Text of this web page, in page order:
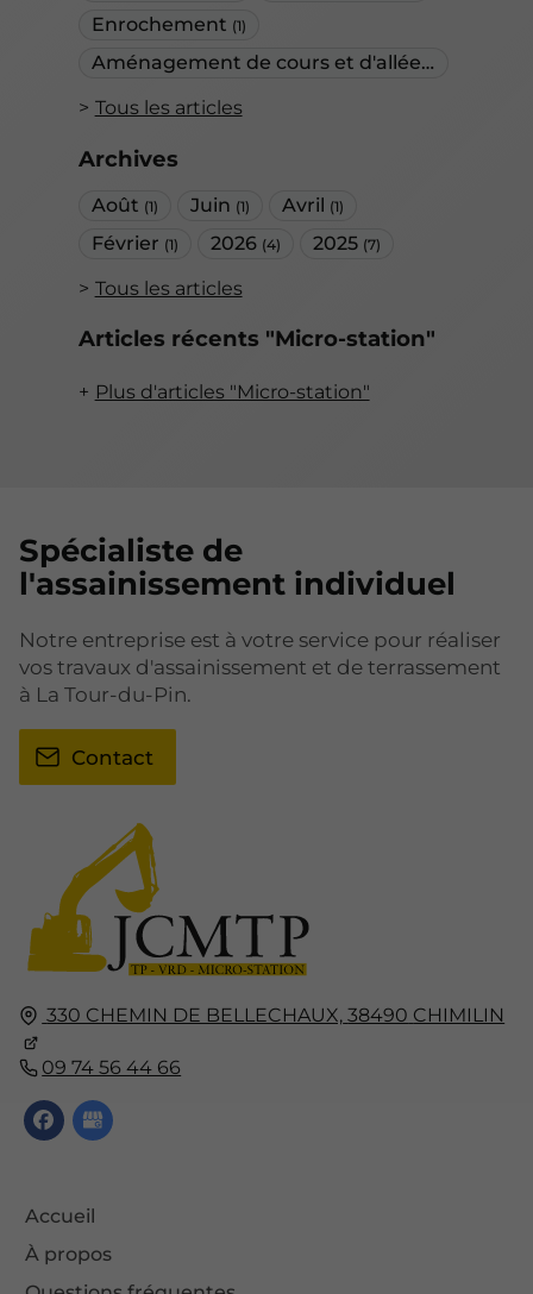
Enrochement (1)
Aménagement de cours et d'allées
Tous les articles
Archives
Août (1) Juin (1) Avril (1)
Février (1) 2026 (4) 2025 (7)
Tous les articles
Articles récents "Micro-station"
Plus d'articles "Micro-station"
330 CHEMIN DE BELLECHAUX, 38490 CHIMILIN
09 74 56 44 66
Accueil
À propos
Spécialiste de
l'assainissement individuel
Notre entreprise est à votre service pour réaliser
vos travaux d'assainissement et de terrassement
à La Tour-du-Pin.
Contact